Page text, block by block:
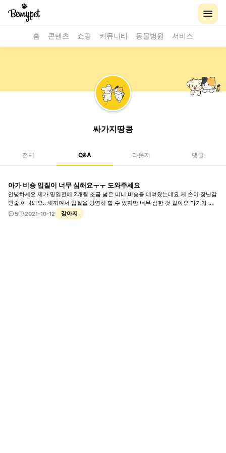
홈 콘텐츠 쇼핑 커뮤니티 동물병원 서비스
싸가지땅콩
전체 Q&A 라운지 댓글
아가 비숑 입질이 너무 심해요ㅜㅜ 도와주세요
안녕하세요 제가 몇일전에 2개월 조금 넘은 미니 비숑을 데려왔는데요 제 손이 장난감
인줄 아나봐요.. 새끼여서 입질을 당연히 할 수 있지만 너무 심한 것 같아요 아가가 물
었는데 몇시간동안 자국날 정도예요.. 장난감으로 자주 놀아주는데도 그러네요 어떻게
5 2021-10-12 강아지